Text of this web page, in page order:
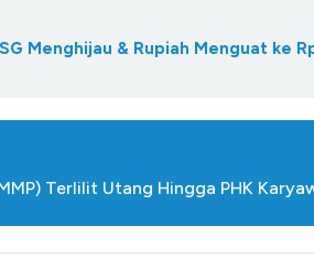
Menghijau & Rupiah Menguat ke
Terlilit Utang Hingga PHK